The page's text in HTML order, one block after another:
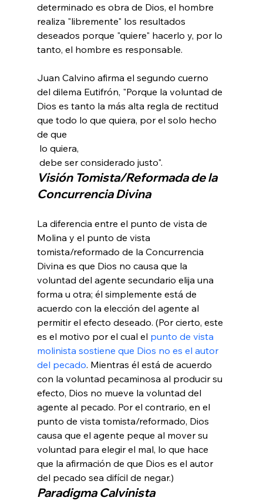
determinado es obra de Dios, el hombre
realiza "libremente" los resultados
deseados porque "quiere" hacerlo y, por lo
tanto, el hombre es responsable.
Juan Calvino afirma el segundo cuerno
del dilema Eutifrón, "Porque la voluntad de
Dios es tanto la más alta regla de rectitud
que todo lo que quiera, por el solo hecho
de que
lo quiera,
debe ser considerado justo".
Visión Tomista/Reformada de la
Concurrencia Divina
La diferencia entre el punto de vista de
Molina y el punto de vista
tomista/reformado de la Concurrencia
Divina es que Dios no causa que la
voluntad del agente secundario elija una
forma u otra; él simplemente está de
acuerdo con la elección del agente al
permitir el efecto deseado. (Por cierto, este
es el motivo por el cual el punto de vista
molinista sostiene que Dios no es el autor
del pecado. Mientras él está de acuerdo
con la voluntad pecaminosa al producir su
efecto, Dios no mueve la voluntad del
agente al pecado. Por el contrario, en el
punto de vista tomista/reformado, Dios
causa que el agente peque al mover su
voluntad para elegir el mal, lo que hace
que la afirmación de que Dios es el autor
del pecado sea difícil de negar.)
Paradigma Calvinista